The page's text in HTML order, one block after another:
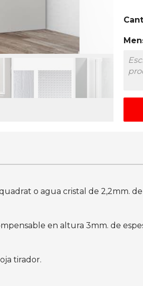
o agua cristal de 2,2mm. de
en altura 3mm. de
tirador.